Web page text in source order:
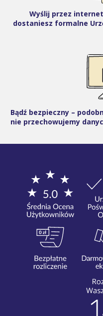
Wyślij przez
dostaniesz formalne
Bądź bezpieczny –
nie przechowujemy